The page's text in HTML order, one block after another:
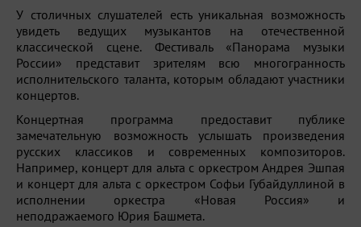
У столичных слушателей есть уникальная возможность
увидеть ведущих музыкантов на отечественной
классической сцене. Фестиваль «Панорама музыки
России» представит зрителям всю многогранность
исполнительского таланта, которым обладают участники
концертов.
Концертная программа предоставит публике
замечательную возможность услышать произведения
русских классиков и современных композиторов.
Например, концерт для альта с оркестром Андрея Эшпая
и концерт для альта с оркестром Софьи Губайдуллиной в
исполнении оркестра «Новая Россия» и
неподражаемого Юрия Башмета.